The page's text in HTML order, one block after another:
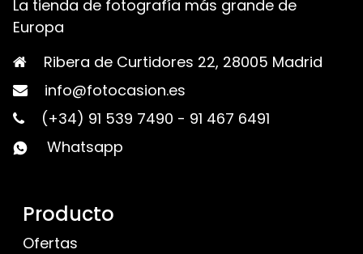
La tienda de fotografía más grande de
Europa
Ribera de Curtidores 22, 28005 Madrid
info@fotocasion.es
(+34) 91 539 7490 - 91 467 6491
Whatsapp
Producto
Ofertas